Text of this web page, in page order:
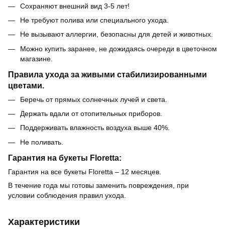
Сохраняют внешний вид 3-5 лет!
Не требуют полива или специального ухода.
Не вызывают аллергии, безопасны для детей и животных.
Можно купить заранее, не дожидаясь очереди в цветочном
магазине.
Правила ухода за живыми стабилизированными
цветами.
Беречь от прямых солнечных лучей и света.
Держать вдали от отопительных приборов.
Поддерживать влажность воздуха выше 40%.
Не поливать.
Гарантия на букеты Floretta:
Гарантия на все букеты Floretta – 12 месяцев.
В течение года мы готовы заменить повреждения, при
условии соблюдения правил ухода.
Характеристики